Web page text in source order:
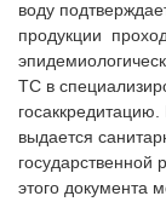
воду
продукции
ТС в
выдается
государственной
этого документа